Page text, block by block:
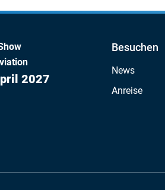
2027
Besuchen
News
Anreise